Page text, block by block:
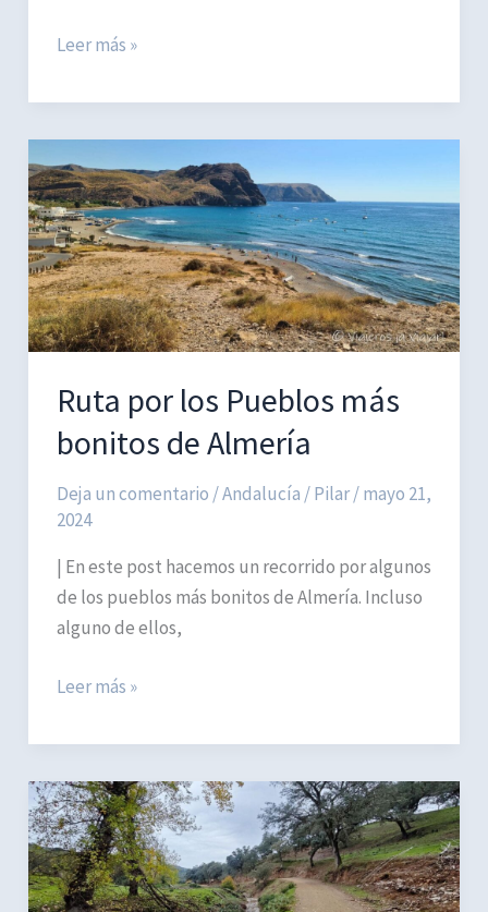
9
blancos
con
encanto
de
Málaga
que
no
perderse
Leer más »
Ruta por los Pueblos más
bonitos de Almería
Deja un comentario /Andalucía /Pilar/mayo 21,
2024
| En este post hacemos un recorrido por algunos
de los pueblos más bonitos de Almería. Incluso
alguno de ellos,
Ruta
los
Pueblos
más
bonitos
de
Almería
Leer más »